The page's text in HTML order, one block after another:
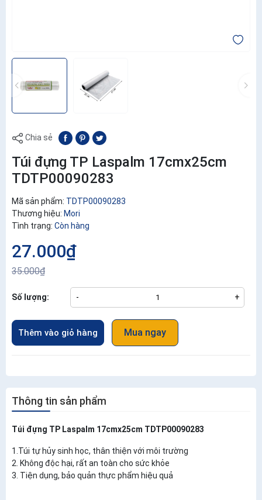
Chia sẻ
Túi đựng TP Laspalm 17cmx25cm
TDTP00090283
Mã sản phẩm: TDTP00090283
Thương hiệu: Mori
Tình trạng: Còn hàng
27.000₫
35.000₫
Số lượng: - +
Thêm vào giỏ hàng Mua ngay
Thông tin sản phẩm
Túi đựng TP Laspalm 17cmx25cm TDTP00090283
1.Túi tự hủy sinh học, thân thiện với môi trường
2. Không độc hại, rất an toàn cho sức khỏe
3. Tiện dụng, bảo quản thực phẩm hiệu quả